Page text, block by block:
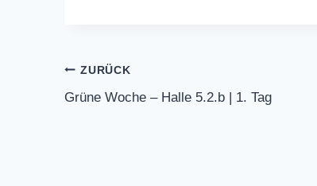
Beitragsnavigation
ZURÜCK
Grüne Woche – Halle 5.2.b | 1. Tag